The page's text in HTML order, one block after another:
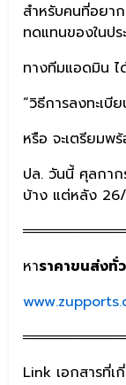
สำหรับคนที่อยาก
ทดแทนของในป
ทางทีมแอดมิน ไ
“วิธีการลงทะเบี
หรือ จะเตรียมพ
ปล. วันนี้ ศุลกา
บ้าง แต่หลัง
หาราคาขนส่งทั่
Link เอกสารที่เ